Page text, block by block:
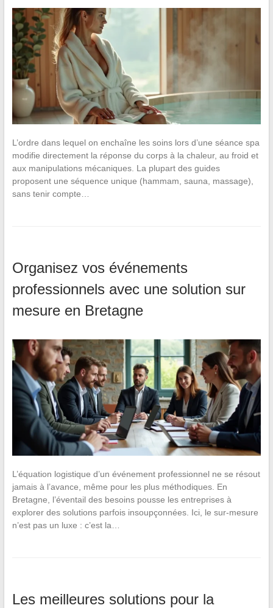
L’ordre dans lequel on enchaîne les soins lors d’une séance spa
modifie directement la réponse du corps à la chaleur, au froid et
aux manipulations mécaniques. La plupart des guides
proposent une séquence unique (hammam, sauna, massage),
sans tenir compte…
Organisez vos événements
professionnels avec une solution sur
mesure en Bretagne
L’équation logistique d’un événement professionnel ne se résout
jamais à l’avance, même pour les plus méthodiques. En
Bretagne, l’éventail des besoins pousse les entreprises à
explorer des solutions parfois insoupçonnées. Ici, le sur-mesure
n’est pas un luxe : c’est la…
Les meilleures solutions pour la